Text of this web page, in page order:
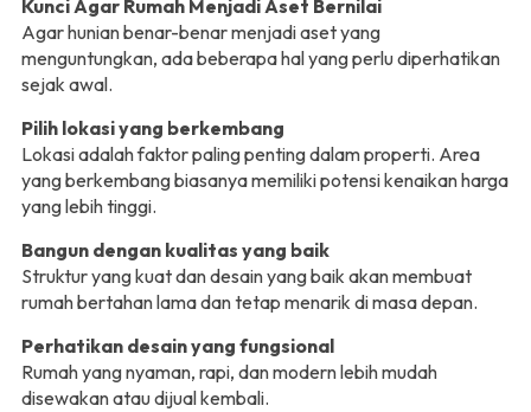
Kunci Agar Rumah Menjadi Aset Bernilai
Agar hunian benar-benar menjadi aset yang
menguntungkan, ada beberapa hal yang perlu diperhatikan
sejak awal.
Pilih lokasi yang berkembang
Lokasi adalah faktor paling penting dalam properti. Area
yang berkembang biasanya memiliki potensi kenaikan harga
yang lebih tinggi.
Bangun dengan kualitas yang baik
Struktur yang kuat dan desain yang baik akan membuat
rumah bertahan lama dan tetap menarik di masa depan.
Perhatikan desain yang fungsional
Rumah yang nyaman, rapi, dan modern lebih mudah
disewakan atau dijual kembali.